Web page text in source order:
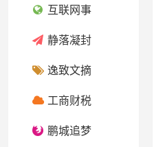
互联网事
静落凝封
逸致文摘
工商财税
鹏城追梦